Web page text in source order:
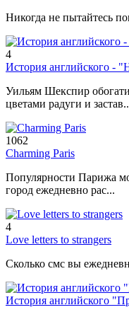
Никогда не пытайтесь
4
История английского -
Уильям Шекспир
цветами радуги и
1062
Charming Paris
Популярности Парижа
город ежедневно рас...
4
Love letters to strangers
Сколько смс вы
История английского